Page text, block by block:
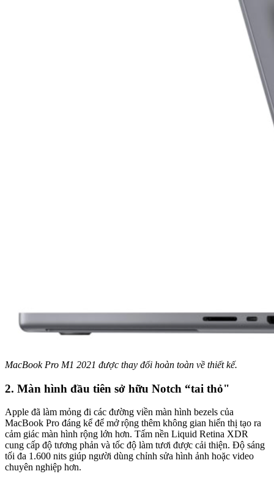
MacBook Pro M1 2021 được thay đổi hoàn toàn về thiết kế.
2. Màn hình đầu tiên sở hữu Notch “tai thỏ"
Apple đã làm mỏng đi các đường viền màn hình bezels của
MacBook Pro đáng kể để mở rộng thêm không gian hiển thị tạo ra
cảm giác màn hình rộng lớn hơn. Tấm nền Liquid Retina XDR
cung cấp độ tương phản và tốc độ làm tươi được cải thiện. Độ sáng
tối đa 1.600 nits giúp người dùng chỉnh sửa hình ảnh hoặc video
chuyên nghiệp hơn.